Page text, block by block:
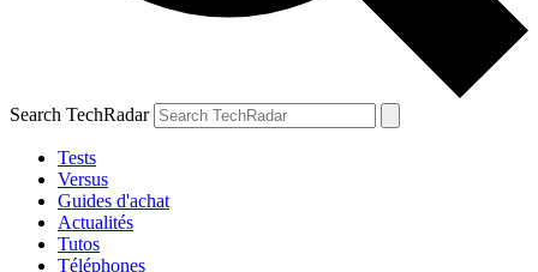
Search TechRadar
Tests
Versus
Guides d'achat
Actualités
Tutos
Téléphones